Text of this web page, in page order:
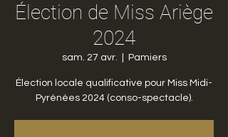
Élection de Miss Ariège
2024
sam. 27 avr. Pamiers
Élection locale qualificative pour Miss Midi-
Pyrénées 2024 (conso-spectacle).